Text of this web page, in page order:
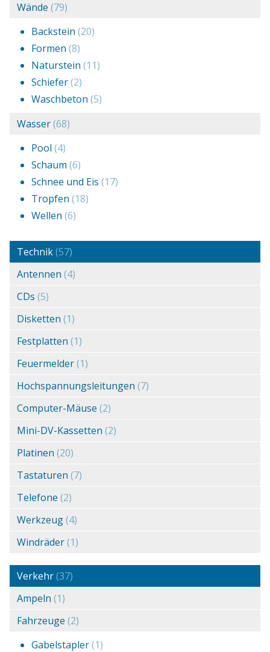
Wände (79)
Backstein (20)
Formen (8)
Naturstein (11)
Schiefer(2)
Waschbeton (5)
Wasser(68)
Pool (4)
Schaum (6)
Schnee und Eis (17)
Tropfen (18)
Wellen (6)
Technik(57)
Antennen (4)
CDs (5)
Disketten (1)
Festplatten (1)
Feuermelder(1)
Hochspannungsleitungen (7)
Computer-Mäuse (2)
Mini-DV-Kassetten (2)
Platinen (20)
Tastaturen (7)
Telefone (2)
Werkzeug(4)
Windräder(1)
Verkehr(37)
Ampeln (1)
Fahrzeuge (2)
Gabelstapler(1)